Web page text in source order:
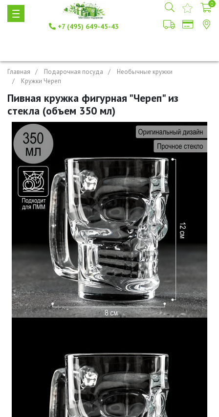
+7 (495) 649-45-43
0
Главная Подарочная посуда
Необычные кружки
Кружки Череп
Пивная кружка фигурная "Череп" из
стекла (объем 350 мл)